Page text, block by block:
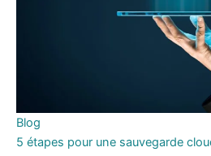
Blog
5 étapes pour une sauvegarde